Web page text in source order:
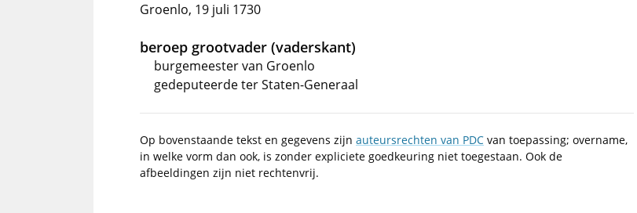
Groenlo, 19 juli 1730
beroep grootvader (vaderskant)
burgemeester van Groenlo
gedeputeerde ter Staten-Generaal
Op bovenstaande tekst en gegevens zijn auteursrechten van PDC van toepassing; overname,
in welke vorm dan ook, is zonder expliciete goedkeuring niet toegestaan. Ook de
afbeeldingen zijn niet rechtenvrij.